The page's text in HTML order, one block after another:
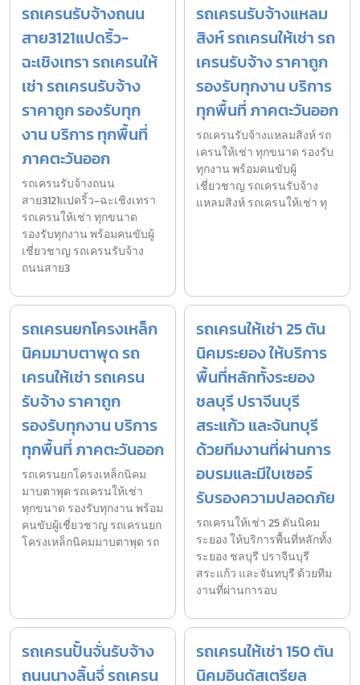
รถเครนรับจ้างถนน
สาย3121แปดริ้ว-
ฉะเชิงเทรา รถเครนให้
เช่า รถเครนรับจ้าง
ราคาถูก รองรับทุก
งาน บริการ ทุกพื้นที่
ภาคตะวันออก
รถเครนรับจ้างถนน
สาย3121แปดริ้ว-ฉะเชิงเทรา
รถเครนให้เช่า ทุกขนาด
รองรับทุกงาน พร้อมคนขับผู้
เชี่ยวชาญ รถเครนรับจ้าง
ถนนสาย3
รถเครนรับจ้างแหลม
สิงห์ รถเครนให้เช่า รถ
เครนรับจ้าง ราคาถูก
รองรับทุกงาน บริการ
ทุกพื้นที่ ภาคตะวันออก
รถเครนรับจ้างแหลมสิงห์ รถ
เครนให้เช่า ทุกขนาด รองรับ
ทุกงาน พร้อมคนขับผู้
เชี่ยวชาญ รถเครนรับจ้าง
แหลมสิงห์ รถเครนให้เช่า ทุ
รถเครนยกโครงเหล็ก
นิคมมาบตาพุด รถ
เครนให้เช่า รถเครน
รับจ้าง ราคาถูก
รองรับทุกงาน บริการ
ทุกพื้นที่ ภาคตะวันออก
รถเครนยกโครงเหล็กนิคม
มาบตาพุด รถเครนให้เช่า
ทุกขนาด รองรับทุกงาน พร้อม
คนขับผู้เชี่ยวชาญ รถเครนยก
โครงเหล็กนิคมมาบตาพุด รถ
รถเครนให้เช่า 25 ตัน
นิคมระยอง ให้บริการ
พื้นที่หลักทั้งระยอง
ชลบุรี ปราจีนบุรี
สระแก้ว และจันทบุรี
ด้วยทีมงานที่ผ่านการ
อบรมและมีใบเซอร์
รับรองความปลอดภัย
รถเครนให้เช่า 25 ตันนิคม
ระยอง ให้บริการพื้นที่หลักทั้ง
ระยอง ชลบุรี ปราจีนบุรี
สระแก้ว และจันทบุรี ด้วยทีม
งานที่ผ่านการอบ
รถเครนปั้นจั่นรับจ้าง
ถนนนางลิ้นจี่ รถเครน
รถเครนให้เช่า 150 ตัน
นิคมอินดัสเตรียล